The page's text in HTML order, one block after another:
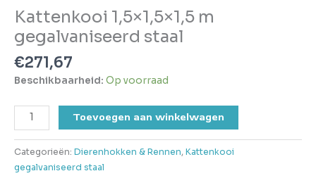
Kattenkooi 1,5×1,5×1,5 m
gegalvaniseerd staal
€271,67
Beschikbaarheid: Op voorraad
Toevoegen aan winkelwagen
Categorieën: Dierenhokken & Rennen, Kattenkooi
gegalvaniseerd staal